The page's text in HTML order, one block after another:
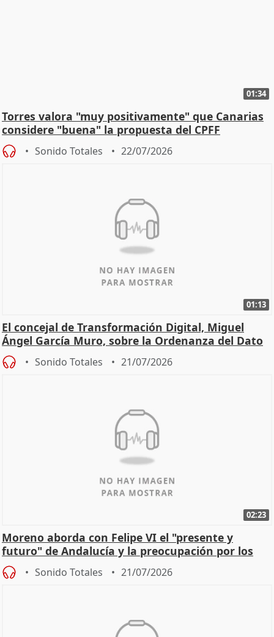
01:34
Torres valora "muy positivamente" que Canarias
considere "buena" la propuesta del CPFF
Sonido Totales 22/07/2026
01:13
El concejal de Transformación Digital, Miguel
Ángel García Muro, sobre la Ordenanza del Dato
Sonido Totales 21/07/2026
02:23
Moreno aborda con Felipe VI el "presente y
futuro" de Andalucía y la preocupación por los
incendios
Sonido Totales 21/07/2026